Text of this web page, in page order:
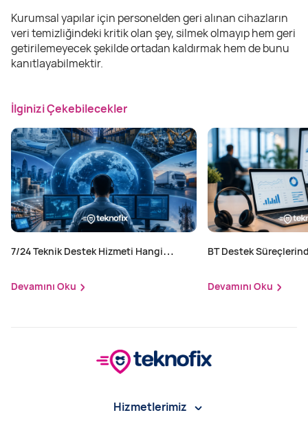
Kurumsal yapılar için personelden geri alınan cihazların
veri temizliğindeki kritik olan şey, silmek olmayıp hem geri
getirilemeyecek şekilde ortadan kaldırmak hem de bunu
kanıtlayabilmektir.
İlginizi Çekebilecekler
7/24 Teknik Destek Hizmeti Hangi
Devamını Oku
BT Destek
Devamını Oku
Hizmetlerimiz